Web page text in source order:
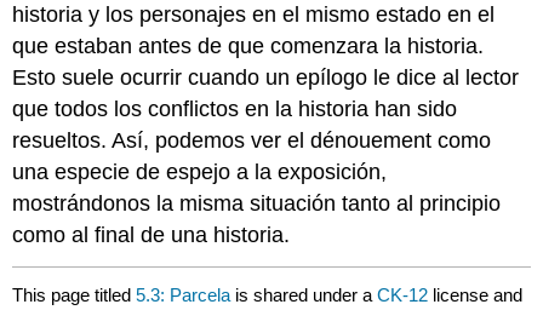
historia y los personajes en el mismo estado en el
que estaban antes de que comenzara la historia.
Esto suele ocurrir cuando un epílogo le dice al lector
que todos los conflictos en la historia han sido
resueltos. Así, podemos ver el dénouement como
una especie de espejo a la exposición,
mostrándonos la misma situación tanto al principio
como al final de una historia.
This page titled5.3: Parcelais shared under aCK-12 license and